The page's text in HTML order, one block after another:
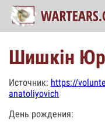
Шишкін
Источник: https://
anatoliyovich
День рождения: